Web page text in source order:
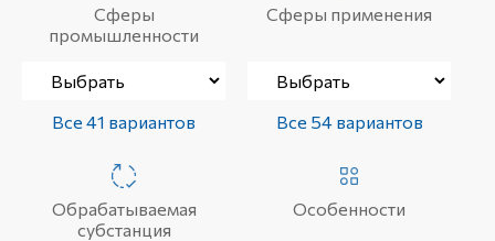
Сферы
промышленности
Все 41 вариантов
Сферы применения
Все 54 вариантов
Обрабатываемая
субстанция
Особенности